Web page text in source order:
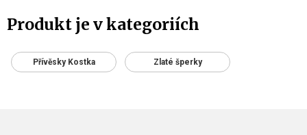
Produkt je v kategoriích
Přívěsky Kostka Zlaté šperky